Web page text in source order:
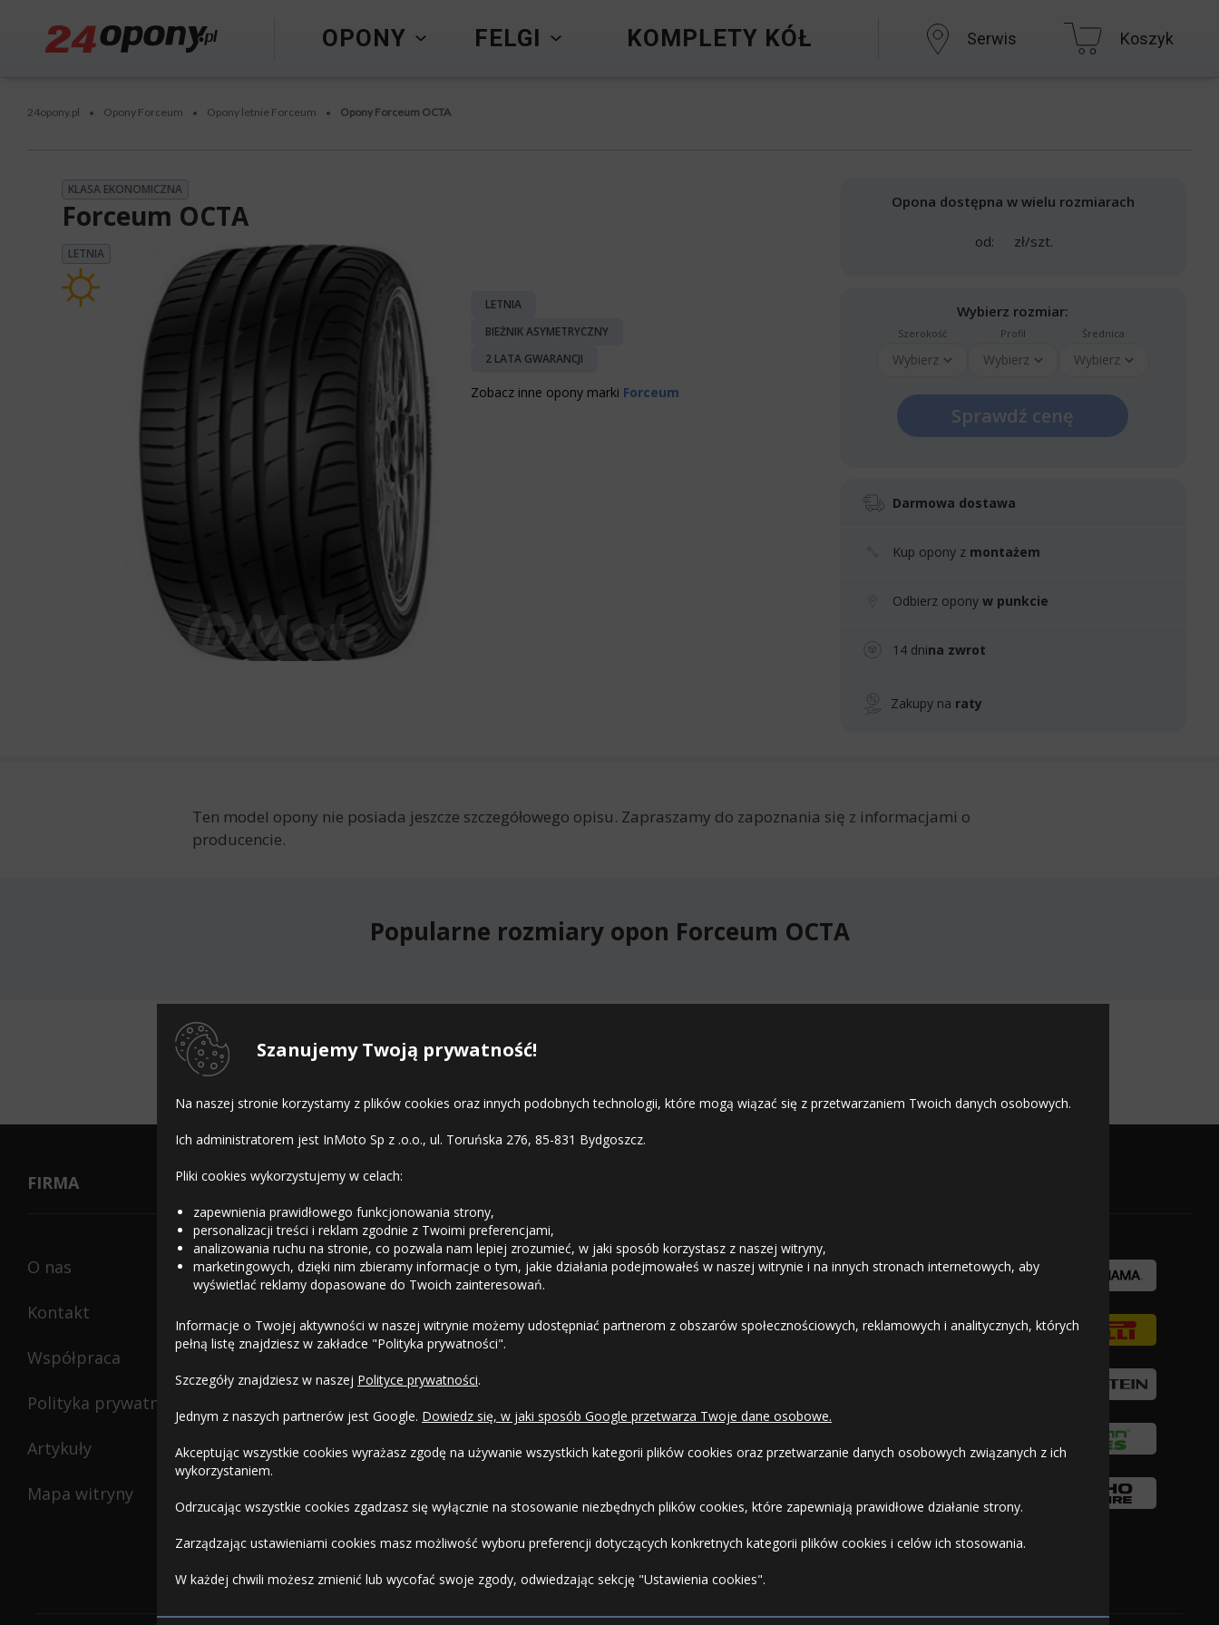
Szanujemy Twoją prywatność!
Na naszej stronie korzystamy z plików cookies oraz innych podobnych technologii, które mogą wiązać się z przetwarzaniem Twoich danych osobowych.
Ich administratorem jest InMoto Sp z .o.o., ul. Toruńska 276, 85-831 Bydgoszcz.
Pliki cookies wykorzystujemy w celach:
zapewnienia prawidłowego funkcjonowania strony,
personalizacji treści i reklam zgodnie z Twoimi preferencjami,
analizowania ruchu na stronie, co pozwala nam lepiej zrozumieć, w jaki sposób korzystasz z naszej witryny,
marketingowych, dzięki nim zbieramy informacje o tym, jakie działania podejmowałeś w naszej witrynie i na innych stronach internetowych, aby
wyświetlać reklamy dopasowane do Twoich zainteresowań.
Informacje o Twojej aktywności w naszej witrynie możemy udostępniać partnerom z obszarów społecznościowych, reklamowych i analitycznych, których
pełną listę znajdziesz w zakładce "Polityka prywatności".
Szczegóły znajdziesz w naszej Polityce prywatności.
Jednym z naszych partnerów jest Google. Dowiedz się, w jaki sposób Google przetwarza Twoje dane osobowe.
Akceptując wszystkie cookies wyrażasz zgodę na używanie wszystkich kategorii plików cookies oraz przetwarzanie danych osobowych związanych z ich
wykorzystaniem.
Odrzucając wszystkie cookies zgadzasz się wyłącznie na stosowanie niezbędnych plików cookies, które zapewniają prawidłowe działanie strony.
Zarządzając ustawieniami cookies masz możliwość wyboru preferencji dotyczących konkretnych kategorii plików cookies i celów ich stosowania.
W każdej chwili możesz zmienić lub wycofać swoje zgody, odwiedzając sekcję "Ustawienia cookies".
OPONY FELGI KOMPLETY KÓŁ Serwis Koszyk
24opony.pl • Opony Forceum • Opony letnie Forceum • Opony Forceum OCTA
KLASA EKONOMICZNA
Forceum OCTA
LETNIA
Opona dostępna w wielu rozmiarach
od: zł/szt.
Wybierz rozmiar:
Szerokość
Wybierz
Profil
Wybierz
Średnica
Wybierz
Sprawdź cenę
Darmowa dostawa
Kup opony z montażem
Odbierz opony w punkcie
14 dnina zwrot
Zakupy na raty
LETNIA
BIEŻNIK ASYMETRYCZNY
2 LATA GWARANCJI
Zobacz inne opony marki Forceum
Ten model opony nie posiada jeszcze szczegółowego opisu. Zapraszamy do zapoznania się z informacjami o
producencie.
Popularne rozmiary opon Forceum OCTA
Dostępne rozmiary opon Forceum OCTA
FIRMA
O nas
Kontakt
Współpraca
Polityka prywatności
Artykuły
Mapa witryny
Odstąpienie od umowy
Dlaczego warto kupić w 24opony.pl
Raty
FAQ